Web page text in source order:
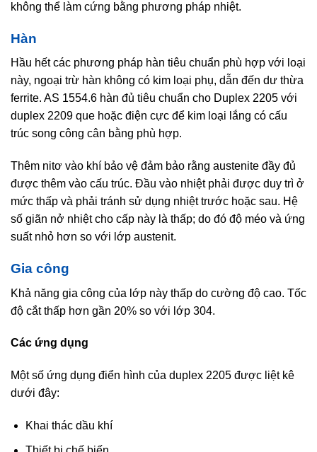
không thể làm cứng bằng phương pháp nhiệt.
Hàn
Hầu hết các phương pháp hàn tiêu chuẩn phù hợp với loại
này, ngoại trừ hàn không có kim loại phụ, dẫn đến dư thừa
ferrite. AS 1554.6 hàn đủ tiêu chuẩn cho Duplex 2205 với
duplex 2209 que hoặc điện cực để kim loại lắng có cấu
trúc song công cân bằng phù hợp.
Thêm nitơ vào khí bảo vệ đảm bảo rằng austenite đầy đủ
được thêm vào cấu trúc. Đầu vào nhiệt phải được duy trì ở
mức thấp và phải tránh sử dụng nhiệt trước hoặc sau. Hệ
số giãn nở nhiệt cho cấp này là thấp; do đó độ méo và ứng
suất nhỏ hơn so với lớp austenit.
Gia công
Khả năng gia công của lớp này thấp do cường độ cao. Tốc
độ cắt thấp hơn gần 20% so với lớp 304.
Các ứng dụng
Một số ứng dụng điển hình của duplex 2205 được liệt kê
dưới đây:
Khai thác dầu khí